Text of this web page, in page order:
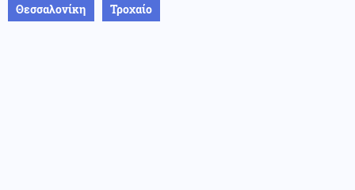
Θεσσαλονίκη Τροχαίο